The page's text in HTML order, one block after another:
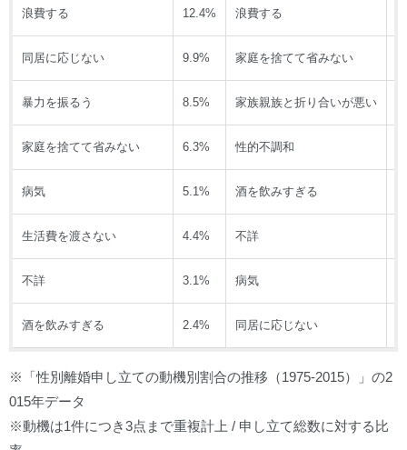
浪費する 12.4% 浪費する
同居に応じない 9.9% 家庭を捨てて省みない
暴力を振るう 8.5% 家族親族と折り合いが悪い
家庭を捨てて省みない 6.3% 性的不調和
病気 5.1% 酒を飲みすぎる
生活費を渡さない 4.4% 不詳
不詳 3.1% 病気
酒を飲みすぎる 2.4% 同居に応じない
※「性別離婚申し立ての動機別割合の推移（1975-2015）」の2
015年データ
※動機は1件につき3点まで重複計上 / 申し立て総数に対する比